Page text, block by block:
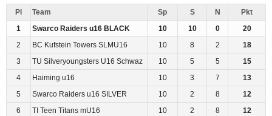
Pl Team Sp S N
Pkt
1
Swarco Raiders u16 BLACK 10 10 0
20
2
BC Kufstein Towers SLMU16 10 8 2
18
3
TU Silveryoungsters U16 Schwaz 10 5 5
15
4
Haiming u16 10 3 7
13
5
Swarco Raiders u16 SILVER 10 2 8
12
6
TI Teen Titans mU16 10 2 8 12